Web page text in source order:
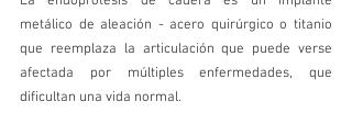
metálico de aleación - acero quirúrgico o titanio
que reemplaza la articulación que puede verse
afectada por múltiples enfermedades, que
dificultan una vida normal.